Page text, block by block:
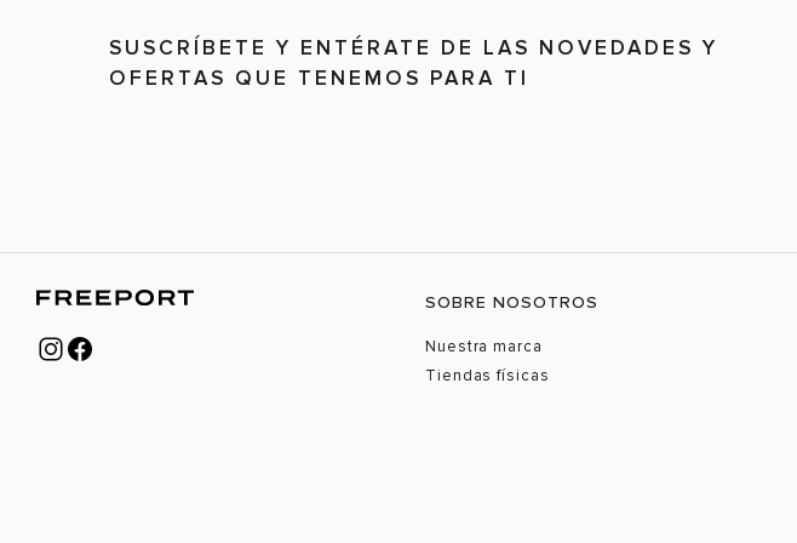
SUSCRÍBETE Y ENTÉRATE DE LAS NOVEDADES Y
OFERTAS QUE TENEMOS PARA TI
SOBRE NOSOTROS
Nuestra marca
Tiendas físicas